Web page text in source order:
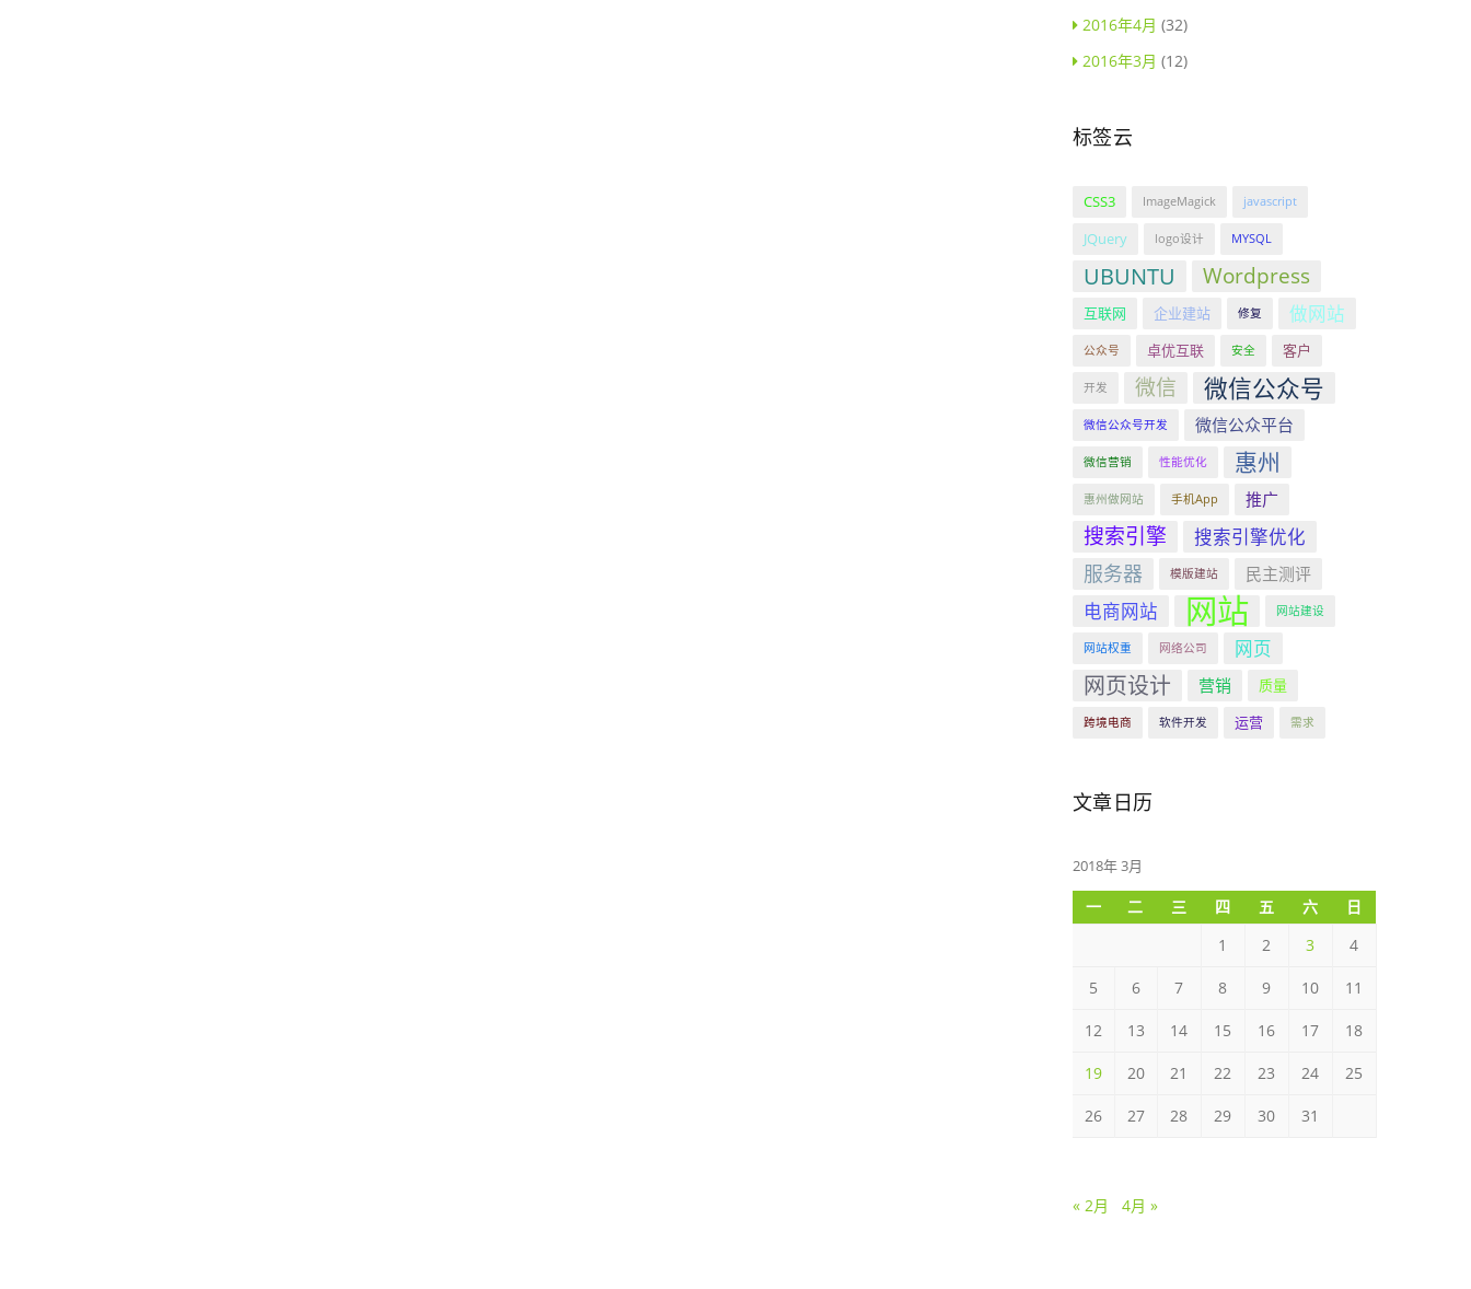
2016年4月 (32)
2016年3月 (12)
标签云
CSS3 ImageMagick javascript
JQuery logo设计 MYSQL
UBUNTU Wordpress
互联网 企业建站 修复 做网站
公众号 卓优互联 安全 客户
开发 微信 微信公众号
微信公众号开发 微信公众平台
微信营销 性能优化 惠州
惠州做网站 手机App 推广
搜索引擎 搜索引擎优化
服务器 模版建站 民主测评
电商网站 网站 网站建设
网站权重 网络公司 网页
网页设计 营销 质量
跨境电商 软件开发 运营 需求
文章日历
2018年 3月
一 二 三 四 五 六
日
1
2 3 4
5 6 7 8 9 10 11
12 13 14 15 16 17 18
19 20 21 22 23 24 25
26 27 28 29 30 31
« 2月 4月 »